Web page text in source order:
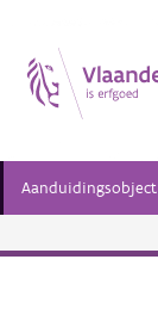
Aanduidingsobject